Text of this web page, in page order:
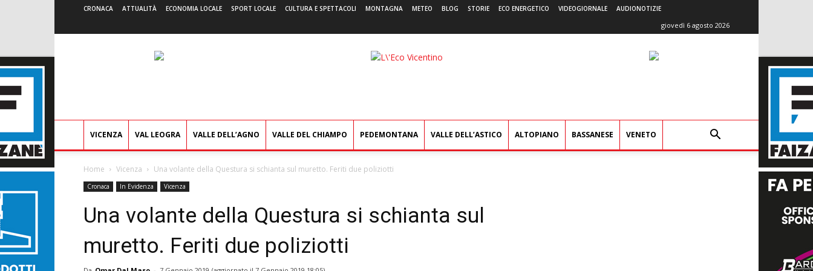
CRONACA ATTUALITÀ ECONOMIA LOCALE SPORT LOCALE CULTURA E SPETTACOLI MONTAGNA METEO BLOG STORIE ECO ENERGETICO VIDEOGIORNALE AUDIONOTIZIE
giovedì 6 agosto 2026
L'Eco
VICENZA VAL LEOGRA VALLE DELL’AGNO VALLE DEL CHIAMPO PEDEMONTANA VALLE DELL’ASTICO ALTOPIANO BASSANESE VENETO
Home Vicenza Una volante della Questura si schianta sul muretto. Feriti due poliziotti
Cronaca In Evidenza Vicenza
Una volante della Questura si schianta sul
muretto. Feriti due poliziotti